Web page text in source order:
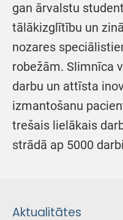
gan ārvalstu
tālākizglītību un
nozares
robežām. Slimnīca
darbu un attīsta
izmantošanu
trešais lielākais
strādā ap 5000
Aktualitātes